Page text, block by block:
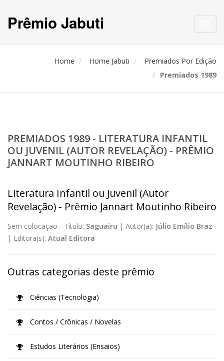
Prêmio Jabuti
Home Home Jabuti
Premiados Por Edição
Premiados 1989
PREMIADOS 1989 - LITERATURA INFANTIL
OU JUVENIL (AUTOR REVELAÇÃO) - PRÊMIO
JANNART MOUTINHO RIBEIRO
Literatura Infantil ou Juvenil (Autor
Revelação) - Prêmio Jannart Moutinho Ribeiro
Sem colocação - Título: Saguairu | Autor(a): Júlio Emílio Braz
| Editora(s): Atual Editora
Outras categorias deste prêmio
Ciências (Tecnologia)
Contos / Crônicas / Novelas
Estudos Literários (Ensaios)